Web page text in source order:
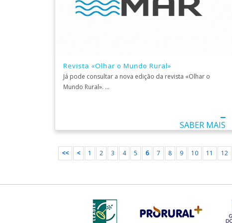
Revista «Olhar o Mundo Rural»
Já pode consultar a nova edição da revista «Olhar o
Mundo Rural». ...
SABER MAIS
<< < 1 2 3 4 5 6 7 8 9 10 11 12